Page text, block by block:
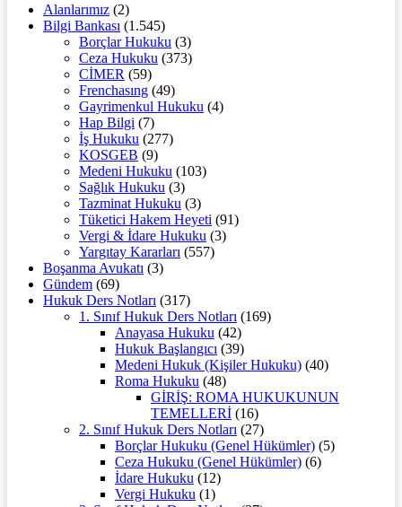
Alanlarımız (2)
Bilgi Bankası (1.545)
Borçlar Hukuku (3)
Ceza Hukuku (373)
CİMER (59)
Frenchasıng (49)
Gayrimenkul Hukuku (4)
Hap Bilgi (7)
İş Hukuku (277)
KOSGEB (9)
Medeni Hukuku (103)
Sağlık Hukuku (3)
Tazminat Hukuku (3)
Tüketici Hakem Heyeti (91)
Vergi & İdare Hukuku (3)
Yargıtay Kararları (557)
Boşanma Avukatı (3)
Gündem (69)
Hukuk Ders Notları (317)
1. Sınıf Hukuk Ders Notları (169)
Anayasa Hukuku (42)
Hukuk Başlangıcı (39)
Medeni Hukuk (Kişiler Hukuku) (40)
Roma Hukuku (48)
GİRİŞ: ROMA HUKUKUNUN
TEMELLERİ (16)
2. Sınıf Hukuk Ders Notları (27)
Borçlar Hukuku (Genel Hükümler) (5)
Ceza Hukuku (Genel Hükümler) (6)
İdare Hukuku (12)
Vergi Hukuku (1)